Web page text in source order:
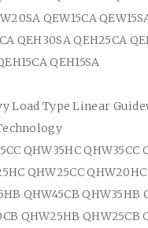
QEW15CA
QEH30SA QEH25CA
QEH15SA
Load Type Linear
QHW35HC QHW35CC
QHW25CC
QHW45CB QHW35HB
QHW25HB QHW25CB